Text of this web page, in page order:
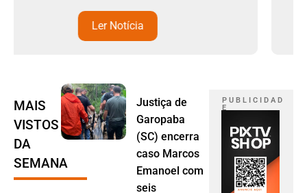
MAIS
VISTOS
DA
SEMANA
Justiça de
Garopaba
(SC) encerra
caso Marcos
Emanoel com
seis
P U B L I C I D A D
E